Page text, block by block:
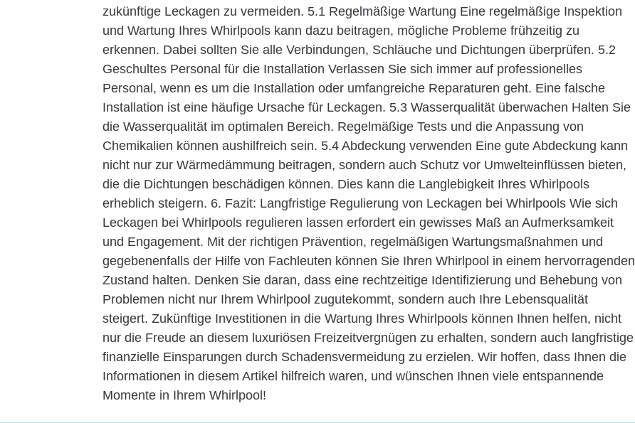
zukünftige Leckagen zu vermeiden. 5.1 Regelmäßige Wartung Eine regelmäßige Inspektion
und Wartung Ihres Whirlpools kann dazu beitragen, mögliche Probleme frühzeitig zu
erkennen. Dabei sollten Sie alle Verbindungen, Schläuche und Dichtungen überprüfen. 5.2
Geschultes Personal für die Installation Verlassen Sie sich immer auf professionelles
Personal, wenn es um die Installation oder umfangreiche Reparaturen geht. Eine falsche
Installation ist eine häufige Ursache für Leckagen. 5.3 Wasserqualität überwachen Halten Sie
die Wasserqualität im optimalen Bereich. Regelmäßige Tests und die Anpassung von
Chemikalien können aushilfreich sein. 5.4 Abdeckung verwenden Eine gute Abdeckung kann
nicht nur zur Wärmedämmung beitragen, sondern auch Schutz vor Umwelteinflüssen bieten,
die die Dichtungen beschädigen können. Dies kann die Langlebigkeit Ihres Whirlpools
erheblich steigern. 6. Fazit: Langfristige Regulierung von Leckagen bei Whirlpools Wie sich
Leckagen bei Whirlpools regulieren lassen erfordert ein gewisses Maß an Aufmerksamkeit
und Engagement. Mit der richtigen Prävention, regelmäßigen Wartungsmaßnahmen und
gegebenenfalls der Hilfe von Fachleuten können Sie Ihren Whirlpool in einem hervorragenden
Zustand halten. Denken Sie daran, dass eine rechtzeitige Identifizierung und Behebung von
Problemen nicht nur Ihrem Whirlpool zugutekommt, sondern auch Ihre Lebensqualität
steigert. Zukünftige Investitionen in die Wartung Ihres Whirlpools können Ihnen helfen, nicht
nur die Freude an diesem luxuriösen Freizeitvergnügen zu erhalten, sondern auch langfristige
finanzielle Einsparungen durch Schadensvermeidung zu erzielen. Wir hoffen, dass Ihnen die
Informationen in diesem Artikel hilfreich waren, und wünschen Ihnen viele entspannende
Momente in Ihrem Whirlpool!